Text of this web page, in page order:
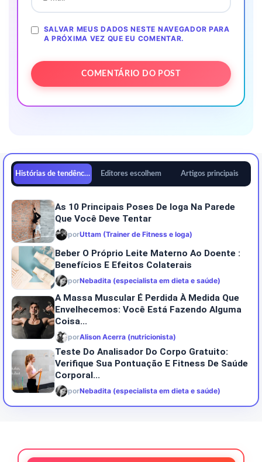
SALVAR MEUS DADOS NESTE NAVEGADOR PARA
A PRÓXIMA VEZ QUE EU COMENTAR.
Histórias de tendências Editores escolhem Artigos principais
As 10 Principais Poses De Ioga Na Parede
Que Você Deve Tentar
porUttam (Trainer de Fitness e Ioga)
Beber O Próprio Leite Materno Ao Doente :
Benefícios E Efeitos Colaterais
porNebadita (especialista em dieta e saúde)
A Massa Muscular É Perdida À Medida Que
Envelhecemos: Você Está Fazendo Alguma
Coisa...
porAlison Acerra (nutricionista)
Teste Do Analisador Do Corpo Gratuito:
Verifique Sua Pontuação E Fitness De Saúde
Corporal...
porNebadita (especialista em dieta e saúde)